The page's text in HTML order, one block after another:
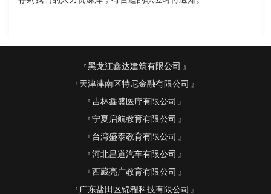
黑龙江鑫达建筑有限公司
天津津南区特尼金融有限公司
吉林鑫盛医疗有限公司
宁夏启航教育有限公司
台湾盛泰教育有限公司
河北昌道汽车有限公司
西藏亮广教育有限公司
广东盐田区锦程科技有限公司